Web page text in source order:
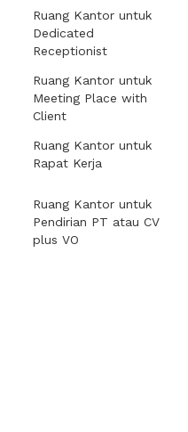
Ruang Kantor untuk
Dedicated
Receptionist
Ruang Kantor untuk
Meeting Place with
Client
Ruang Kantor untuk
Rapat Kerja
Ruang Kantor untuk
Pendirian PT atau CV
plus VO